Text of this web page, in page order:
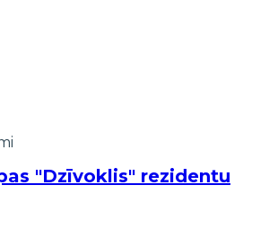
"Dzīvoklis" rezidentu